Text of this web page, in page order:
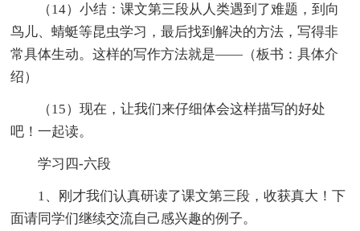
（14）小结：课文第三段从人类遇到了难题，到向
鸟儿、蜻蜓等昆虫学习，最后找到解决的方法，写得非
常具体生动。这样的写作方法就是——（板书：具体介
绍）
（15）现在，让我们来仔细体会这样描写的好处
吧！一起读。
学习四-六段
1、刚才我们认真研读了课文第三段，收获真大！下
面请同学们继续交流自己感兴趣的例子。